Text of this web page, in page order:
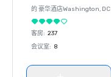
的 豪华酒店Washington, DC
客房: 237
会议室: 8